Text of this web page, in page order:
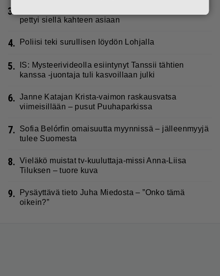
3.
pettyi siellä kahteen asiaan
4. Poliisi teki surullisen löydön Lohjalla
5.
IS: Mysteerivideolla esiintynyt Tanssii tähtien
kanssa -juontaja tuli kasvoillaan julki
6. Janne Katajan Krista-vaimon raskausvatsa
viimeisillään – pusut Puuhaparkissa
7.
Sofia Belórfin omaisuutta myynnissä – jälleenmyyjä
tulee Suomesta
8. Vieläkö muistat tv-kuuluttaja-missi Anna-Liisa
Tiluksen – tuore kuva
9.
Pysäyttävä tieto Juha Miedosta – ”Onko tämä
oikein?”